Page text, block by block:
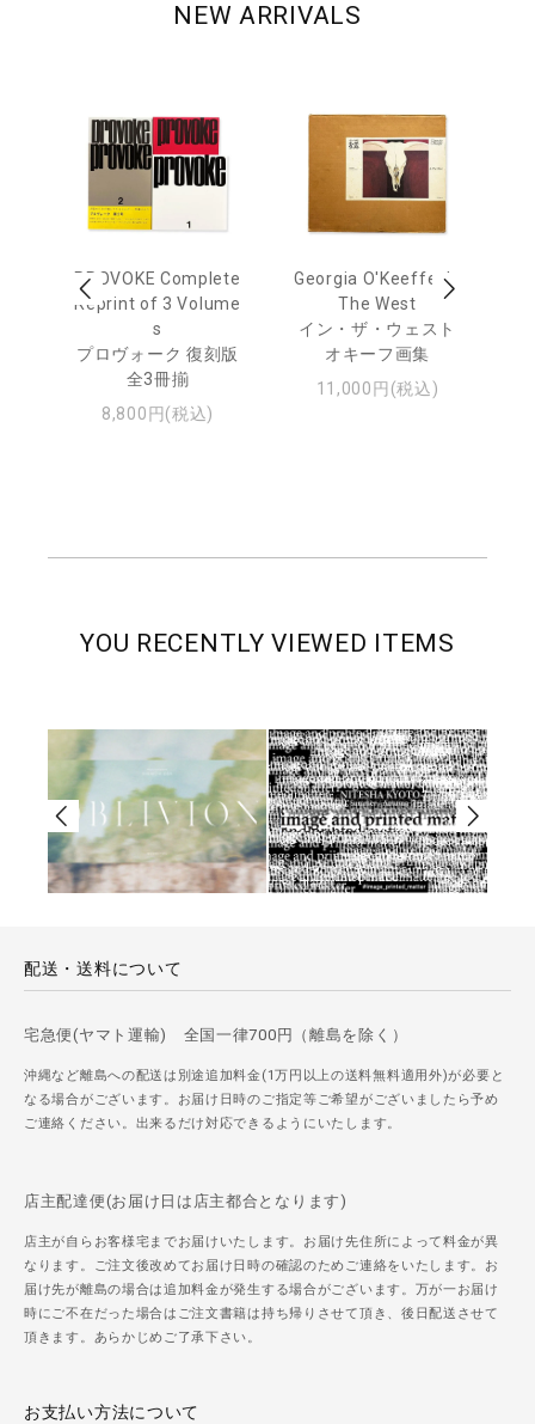
NEW ARRIVALS
PROVOKE Complete
Reprint of 3 Volume
s
プロヴォーク 復刻版
全3冊揃
8,800円(税込)
Georgia O'Keeffe: In
The West
イン・ザ・ウェスト
オキーフ画集
11,000円(税込)
YOU RECENTLY VIEWED ITEMS
配送・送料について
宅急便(ヤマト運輸) 全国一律700円（離島を除く）
沖縄など離島への配送は別途追加料金(1万円以上の送料無料適用外)が必要と
なる場合がございます。お届け日時のご指定等ご希望がございましたら予め
ご連絡ください。出来るだけ対応できるようにいたします。
店主配達便(お届け日は店主都合となります)
店主が自らお客様宅までお届けいたします。お届け先住所によって料金が異
なります。ご注文後改めてお届け日時の確認のためご連絡をいたします。お
届け先が離島の場合は追加料金が発生する場合がございます。万が一お届け
時にご不在だった場合はご注文書籍は持ち帰りさせて頂き、後日配送させて
頂きます。あらかじめご了承下さい。
お支払い方法について